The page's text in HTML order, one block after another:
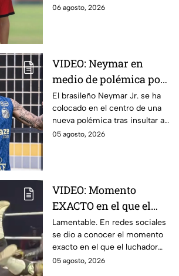
Saint-Germain (PSG) Football
06 agosto, 2026
VIDEO: Neymar en
medio de polémica por
insultar a aficionados y
directivos de Remo
El brasileño Neymar Jr. se ha
colocado en el centro de una
nueva polémica tras insultar a
aficionados y directivos del
05 agosto, 2026
VIDEO: Momento
EXACTO en el que el
luchador Emperador
Azteca sufre GRAVE
LESIÓN
Lamentable. En redes sociales
se dio a conocer el momento
exacto en el que el luchador
Emperador Azteca sufre una
05 agosto, 2026